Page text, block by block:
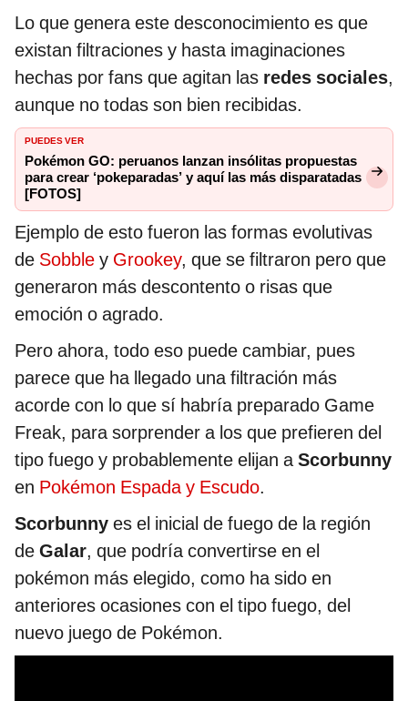
Lo que genera este desconocimiento es que
existan filtraciones y hasta imaginaciones
hechas por fans que agitan las redes sociales,
aunque no todas son bien recibidas.
PUEDES VER
Pokémon GO: peruanos lanzan insólitas propuestas
para crear ‘pokeparadas’ y aquí las más disparatadas
[FOTOS]
Ejemplo de esto fueron las formas evolutivas
de Sobble y Grookey, que se filtraron pero que
generaron más descontento o risas que
emoción o agrado.
Pero ahora, todo eso puede cambiar, pues
parece que ha llegado una filtración más
acorde con lo que sí habría preparado Game
Freak, para sorprender a los que prefieren del
tipo fuego y probablemente elijan a Scorbunny
en Pokémon Espada y Escudo.
Scorbunny es el inicial de fuego de la región
de Galar, que podría convertirse en el
pokémon más elegido, como ha sido en
anteriores ocasiones con el tipo fuego, del
nuevo juego de Pokémon.